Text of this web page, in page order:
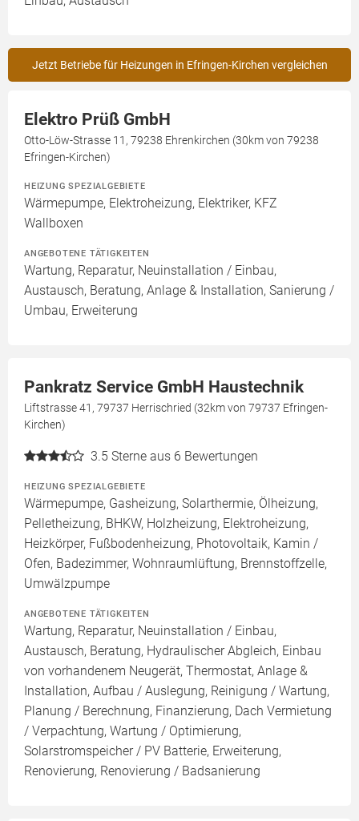
Jetzt Betriebe für Heizungen in Efringen-Kirchen vergleichen
Elektro Prüß GmbH
Otto-Löw-Strasse 11, 79238 Ehrenkirchen (30km von 79238
Efringen-Kirchen)
HEIZUNG SPEZIALGEBIETE
Wärmepumpe, Elektroheizung, Elektriker, KFZ
Wallboxen
ANGEBOTENE TÄTIGKEITEN
Wartung, Reparatur, Neuinstallation / Einbau,
Austausch, Beratung, Anlage & Installation, Sanierung /
Umbau, Erweiterung
Pankratz Service GmbH Haustechnik
Liftstrasse 41, 79737 Herrischried (32km von 79737 Efringen-
Kirchen)
3.5 Sterne aus 6 Bewertungen
HEIZUNG SPEZIALGEBIETE
Wärmepumpe, Gasheizung, Solarthermie, Ölheizung,
Pelletheizung, BHKW, Holzheizung, Elektroheizung,
Heizkörper, Fußbodenheizung, Photovoltaik, Kamin /
Ofen, Badezimmer, Wohnraumlüftung, Brennstoffzelle,
Umwälzpumpe
ANGEBOTENE TÄTIGKEITEN
Wartung, Reparatur, Neuinstallation / Einbau,
Austausch, Beratung, Hydraulischer Abgleich, Einbau
von vorhandenem Neugerät, Thermostat, Anlage &
Installation, Aufbau / Auslegung, Reinigung / Wartung,
Planung / Berechnung, Finanzierung, Dach Vermietung
/ Verpachtung, Wartung / Optimierung,
Solarstromspeicher / PV Batterie, Erweiterung,
Renovierung, Renovierung / Badsanierung